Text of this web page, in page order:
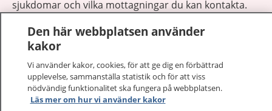
sjukdomar och vilka mottagningar du kan kontakta.
vårdärenden. Ring telefonnummer 1177 för
sjukvårdsrådgivning dygnet runt.
1177 ger dig råd när du vill må bättre.
Den här webbplatsen använder
kakor
Vi använder kakor, cookies, för att ge dig en förbättrad
upplevelse, sammanställa statistik och för att viss
nödvändig funktionalitet ska fungera på webbplatsen.
Läs mer om hur vi använder kakor